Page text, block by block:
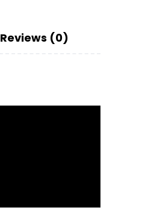
Reviews (0)